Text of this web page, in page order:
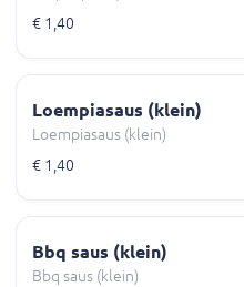
€ 1,40
Loempiasaus (klein)
Loempiasaus (klein)
€ 1,40
Bbq saus (klein)
Bbq saus (klein)